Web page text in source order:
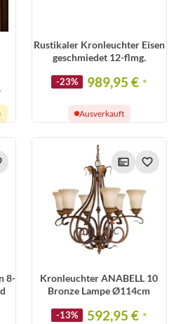
Rustikaler Kronleuchter Eisen
geschmiedet 12-flmg.
-23% 989,95 € *
Ausverkauft
8-
Kronleuchter ANABELL 10
Bronze Lampe Ø114cm
-13% 592,95 € *